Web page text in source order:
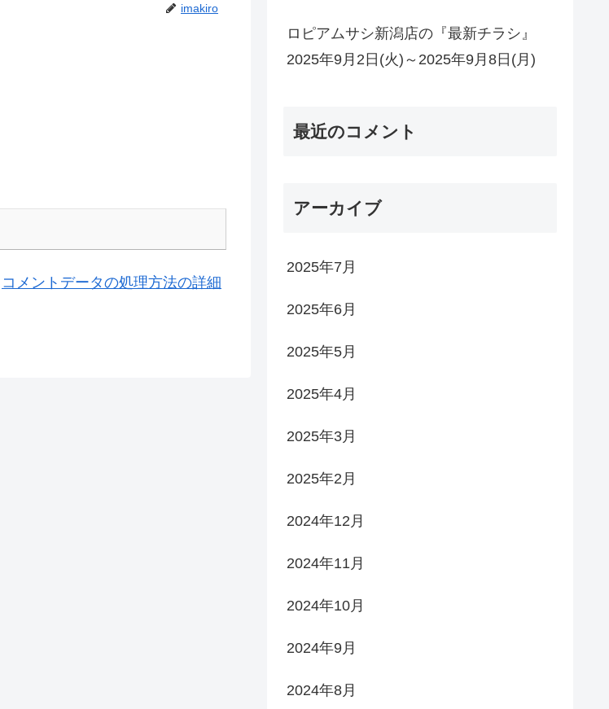
imakiro
コメントデータの処理方法の詳細
ロピアムサシ新潟店の『最新チラシ』
2025年9月2日(火)～2025年9月8日(月)
最近のコメント
アーカイブ
2025年7月
2025年6月
2025年5月
2025年4月
2025年3月
2025年2月
2024年12月
2024年11月
2024年10月
2024年9月
2024年8月